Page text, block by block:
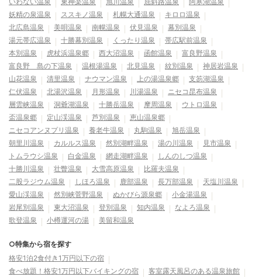
妖精の泉温泉
ススキノ温泉 札幌大通温泉
キロロ温泉
北広島温泉
美唄温泉 南幌温泉 伏見温泉
幕別温泉
湯元帯広温泉
十勝幕別温泉 くったり温泉
帯広駅前温泉
本別温泉
虎杖浜温泉郷 西大沼温泉 函館温泉
富良野温泉
富良野 島の下温泉
温根湯温泉 北見温泉 紋別温泉
神居岩温泉
山花温泉
清里温泉 ナウマン温泉 上の湯温泉郷
支笏湖温泉
仁伏温泉
北湯沢温泉 月形温泉 川湯温泉
ニセコ昆布温泉
層雲峡温泉
洞爺湖温泉 十勝岳温泉 摩周温泉
ウトロ温泉
盃温泉郷
定山渓温泉 芦別温泉
恵山温泉郷
ニセコアンヌプリ温泉
養老牛温泉 丸駒温泉
旭岳温泉
朝里川温泉
カルルス温泉 然別湖畔温泉 湯の川温泉
見市温泉
トムラウシ温泉
白金温泉 網走湖畔温泉
しんのしつ温泉
十勝川温泉
壮瞥温泉 大雪高原温泉
比羅夫温泉
二股ラジウム温泉
しほろ温泉 鹿部温泉 長万部温泉
天塩川温泉
愛山渓温泉
然別峡菅野温泉 ぬかびら源泉郷
小金湯温泉
岩尾別温泉
東大沼温泉 登別温泉 知内温泉
なよろ温泉
歌登温泉
小樽運河の湯 美留和温泉
○特集から宿を探す
格安1泊2食付き1万円以下の宿
食べ放題！格安1万円以下バイキングの宿
客室露天風呂のある温泉旅館